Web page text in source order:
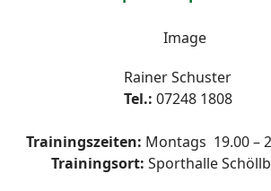
Rainer Schuster
Tel.: 07248 1808
Trainingszeiten: Montags 19.00 –
Trainingsort: Sporthalle